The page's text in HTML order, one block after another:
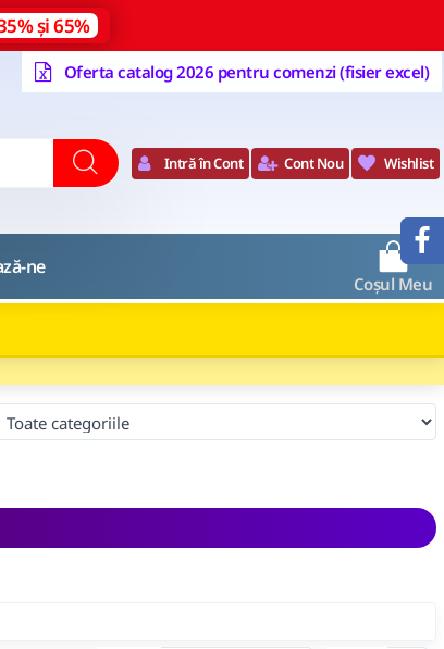
și 65%
Oferta catalog 2026 pentru comenzi (fisier excel)
Intră în Cont Cont Nou Wishlist
ne
Coșul Meu
0